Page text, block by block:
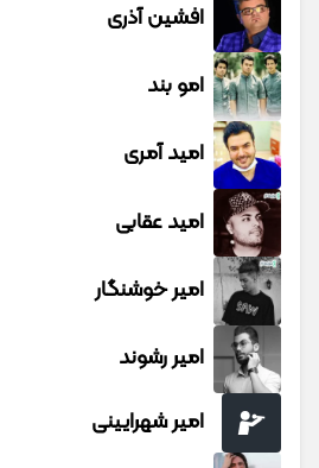
افشین آذری
امو بند
امید آمری
امید عقابی
امیر خوشنگار
امیر رشوند
امیر شهرایینی